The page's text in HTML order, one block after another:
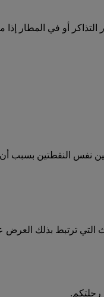
أو في المطار إذا
نفس النقطتين بسبب
ترتبط بذلك العرض
رحلتكم.